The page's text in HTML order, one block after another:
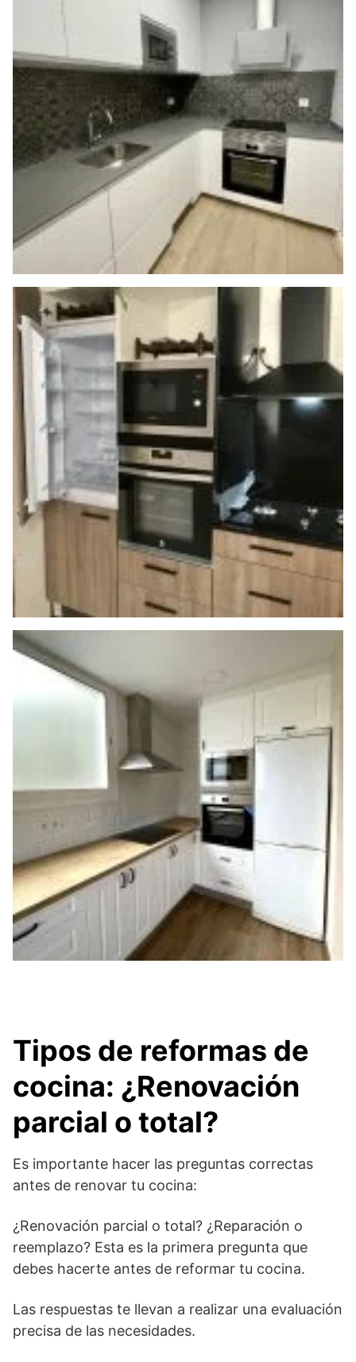
Tipos de reformas de
cocina: ¿Renovación
parcial o total?
Es importante hacer las preguntas correctas
antes de renovar tu cocina:
¿Renovación parcial o total? ¿Reparación o
reemplazo? Esta es la primera pregunta que
debes hacerte antes de reformar tu cocina.
Las respuestas te llevan a realizar una evaluación
precisa de las necesidades.